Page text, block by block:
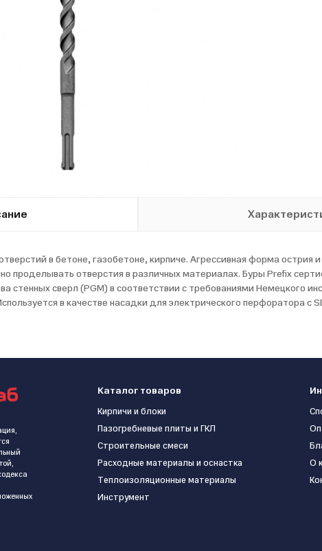
в бетоне, газобетоне, кирпиче. Агрессивная форма острия
проделывать отверстия в различных материалах. Буры Prefix
стенных сверл (PGM) в соответствии с требованиями Немецкого
в качестве насадки для электрического перфоратора с
Каталог товаров
Кирпичи и блоки
Пазогребневые плиты и ГКЛ
Строительные смеси
Расходные материалы и оснастка
Теплоизоляционные материалы
Инструмент
О